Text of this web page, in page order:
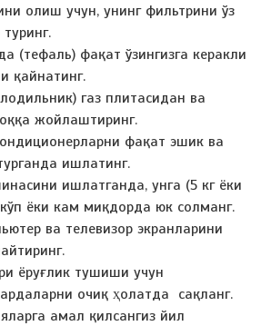
олиш учун, унинг фильтрини ўз
(тефаль) фақат ўзингизга керакли
қайнатинг.
газ плитасидан ва
жойлаштиринг.
фақат эшик ва
ишлатинг.
ишлатганда, унга (5 кг ёки
ёки кам миқдорда юк солманг.
ва телевизор экранларини
ёруғлик тушиши учун
очиқ ҳолатда сақланг.
амал қилсангиз йил